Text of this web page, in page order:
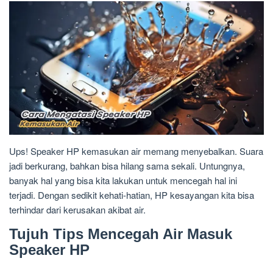
Ups! Speaker HP kemasukan air memang menyebalkan. Suara
jadi berkurang, bahkan bisa hilang sama sekali. Untungnya,
banyak hal yang bisa kita lakukan untuk mencegah hal ini
terjadi. Dengan sedikit kehati-hatian, HP kesayangan kita bisa
terhindar dari kerusakan akibat air.
Tujuh Tips Mencegah Air Masuk
Speaker HP